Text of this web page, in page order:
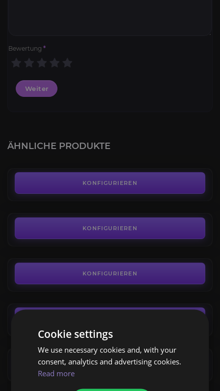
Bewertung *
Weiter
ÄHNLICHE PRODUKTE
KONFIGURIEREN
Tägliche Quests
KONFIGURIEREN
KONFIGURIEREN
Juwelenschleifen
KONFIGURIEREN
Schmiedekunst
4.6
Cookie settings
We use necessary cookies and, with your
consent, analytics and advertising cookies.
Read more